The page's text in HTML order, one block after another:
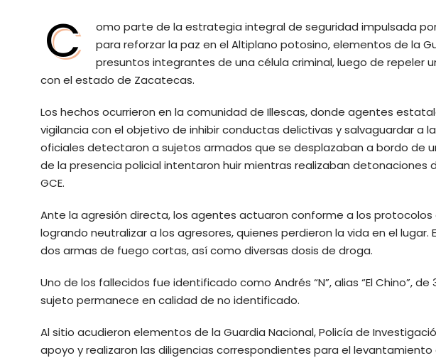
C
omo parte de la estrategia integral de seguridad impulsada
para reforzar la paz en el Altiplano potosino, elementos de la
presuntos integrantes de una célula criminal, luego de repeler
con el estado de Zacatecas.
Los hechos ocurrieron en la comunidad de Illescas, donde agentes
vigilancia con el objetivo de inhibir conductas delictivas y salvaguardar a
oficiales detectaron a sujetos armados que se desplazaban a bordo de
de la presencia policial intentaron huir mientras realizaban
GCE.
Ante la agresión directa, los agentes actuaron conforme a los
logrando neutralizar a los agresores, quienes perdieron la vida en el
dos armas de fuego cortas, así como diversas dosis de droga.
Uno de los fallecidos fue identificado como Andrés “N”, alias “El Chino”,
sujeto permanece en calidad de no identificado.
Al sitio acudieron elementos de la Guardia Nacional, Policía de
apoyo y realizaron las diligencias correspondientes para el